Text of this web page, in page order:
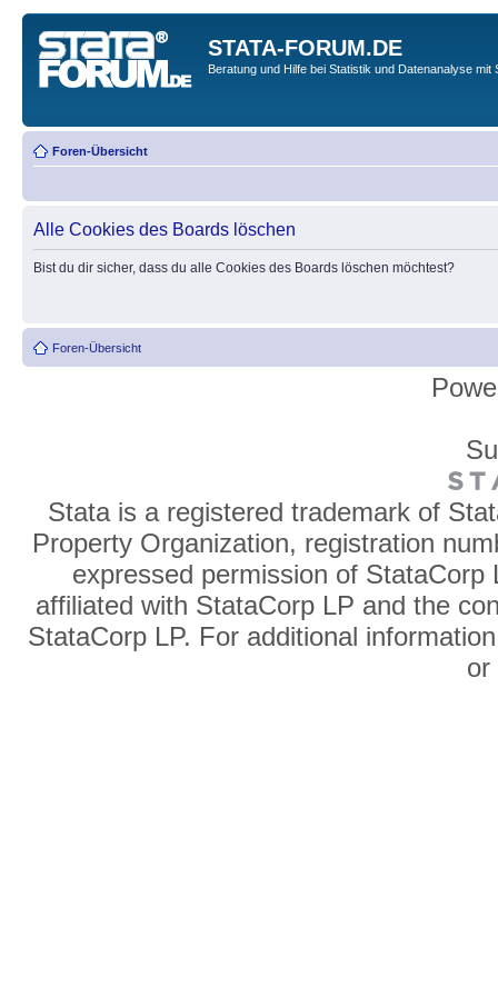
STATA-FORUM.DE
Beratung und Hilfe bei Statistik und Datenanalyse mit
Foren-Übersicht
Alle Cookies des Boards löschen
Bist du dir sicher, dass du alle Cookies des Boards löschen möchtest?
Foren-Übersicht
Stata is a registered trademark of
Property Organization, registration
expressed permission of
affiliated with StataCorp LP and the
StataCorp LP. For additional
or